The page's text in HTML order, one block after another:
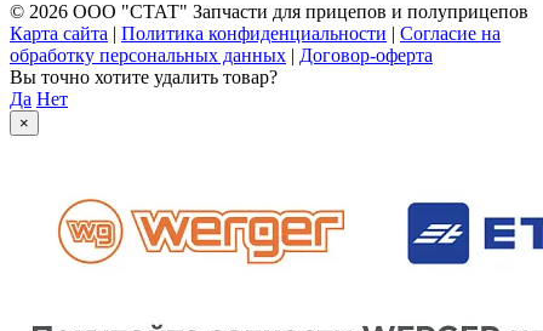
© 2026 ООО "СТАТ" Запчасти для прицепов и полуприцепов
Карта сайта | Политика конфиденциальности | Согласие на
обработку персональных данных | Договор-оферта
Вы точно хотите удалить товар?
Да Нет
×